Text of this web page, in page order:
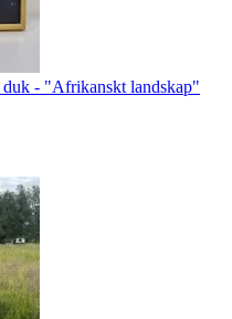
- "Afrikanskt landskap"